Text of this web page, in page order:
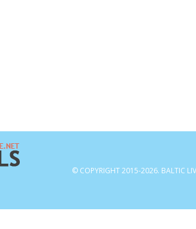
© COPYRIGHT 2015-2026. BALTIC